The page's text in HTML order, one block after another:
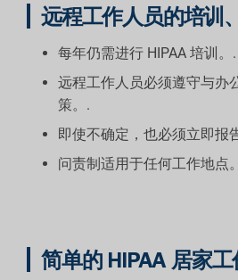
远程工作人员的培训
每年仍需进行 HIPAA 培训。.
远程工作人员必须遵守与办
策。.
即使不确定，也必须立即报
问责制适用于任何工作地点
简单的 HIPAA 居家